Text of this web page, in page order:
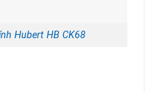
Hubert HB CK68